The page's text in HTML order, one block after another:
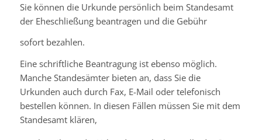
Sie können die Urkunde persönlich beim Standesamt
der Eheschließung beantragen und die Gebühr
sofort bezahlen.
Eine schriftliche Beantragung ist ebenso möglich.
Manche Standesämter bieten an, dass Sie die
Urkunden auch durch Fax, E-Mail oder telefonisch
bestellen können. In diesen Fällen müssen Sie mit dem
Standesamt klären,